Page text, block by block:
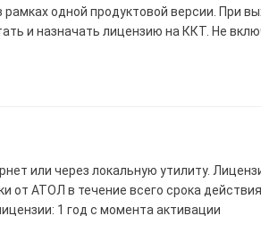
одной продуктовой версии. При
и назначать лицензию на ККТ. Не
или через локальную утилиту.
от АТОЛ в течение всего срока
1 год с момента активации